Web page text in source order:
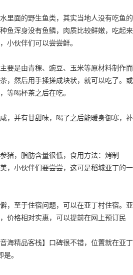
里面的野生鱼类，其实当地人没有吃鱼的
鱼浑身没有鱼鳞，肉质比较鲜嫩，吃起来
小伙伴们可以尝尝鲜。
要是由青稞、豌豆、玉米等原材料制作而
，然后用手揉搓成块状，就可以吃了。或
等喝杯茶之后在吃。
，并有甘甜味，喝了之后能暖身御寒，补
猪，脂肪含量很低，食用方法：烤制
，小伙伴们要尝尝，这可是稻城亚丁的一
，至于住宿问题，可以在亚丁村住宿。亚
价格相对实惠，可以提前在网上预订民
海精品客栈】口碑很不错，位置就在亚丁
。